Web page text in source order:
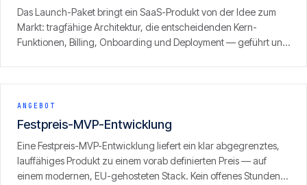
Das Launch-Paket bringt ein SaaS-Produkt von der Idee zum
Markt: tragfähige Architektur, die entscheidenden Kern-
Funktionen, Billing, Onboarding und Deployment — geführt und
Umsatz erzeugen kann.
ANGEBOT
Festpreis-MVP-Entwicklung
Eine Festpreis-MVP-Entwicklung liefert ein klar abgegrenztes,
lauffähiges Produkt zu einem vorab definierten Preis — auf
einem modernen, EU-gehosteten Stack. Kein offenes Stunden-